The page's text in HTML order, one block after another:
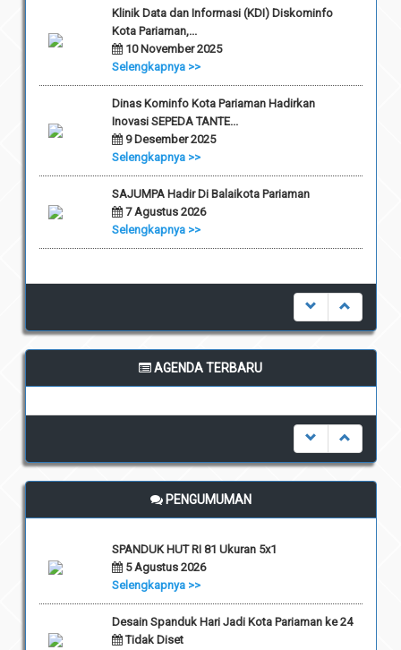
Klinik Data dan Informasi (KDI) Diskominfo
Kota Pariaman,...
10 November 2025
Selengkapnya >>
Dinas Kominfo Kota Pariaman Hadirkan
Inovasi SEPEDA TANTE...
9 Desember 2025
Selengkapnya >>
SAJUMPA Hadir Di Balaikota Pariaman
7 Agustus 2026
Selengkapnya >>
AGENDA TERBARU
PENGUMUMAN
SPANDUK HUT RI 81 Ukuran 5x1
5 Agustus 2026
Selengkapnya >>
Desain Spanduk Hari Jadi Kota Pariaman ke 24
Tidak Diset